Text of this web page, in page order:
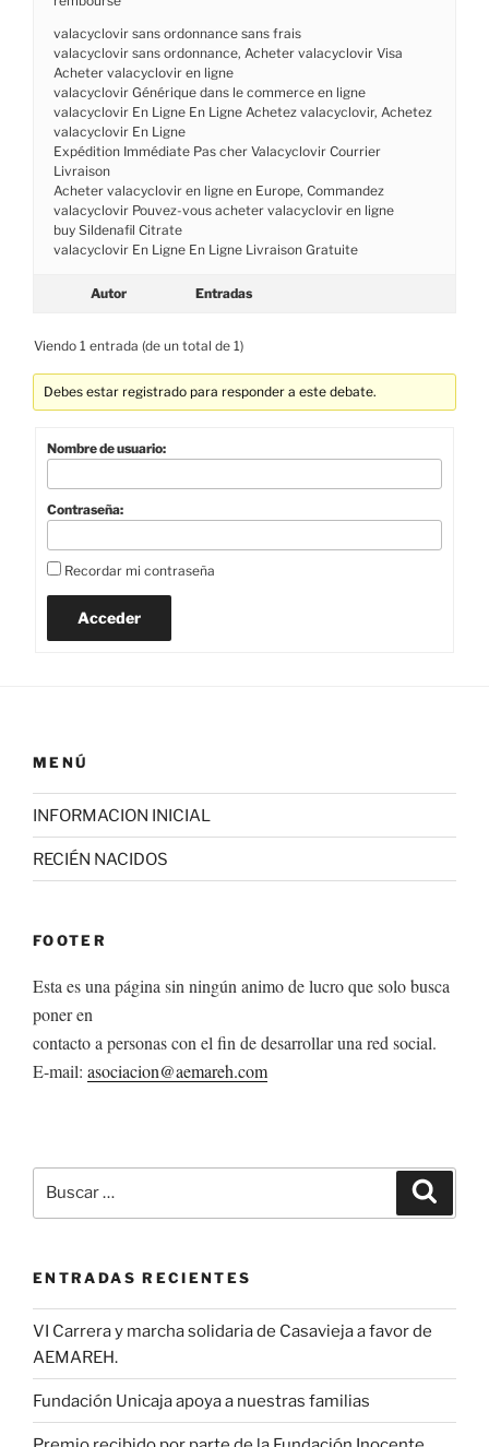
valacyclovir sans ordonnance sans frais
valacyclovir sans ordonnance, Acheter valacyclovir Visa
Acheter valacyclovir en ligne
valacyclovir Générique dans le commerce en ligne
valacyclovir En Ligne En Ligne Achetez valacyclovir, Achetez
valacyclovir En Ligne
Expédition Immédiate Pas cher Valacyclovir Courrier
Livraison
Acheter valacyclovir en ligne en Europe, Commandez
valacyclovir Pouvez-vous acheter valacyclovir en ligne
buy Sildenafil Citrate
valacyclovir En Ligne En Ligne Livraison Gratuite
Autor Entradas
Viendo 1 entrada (de un total de 1)
Debes estar registrado para responder a este debate.
Nombre de usuario:
Contraseña:
Recordar mi contraseña
Acceder
MENÚ
INFORMACION INICIAL
RECIÉN NACIDOS
FOOTER
Esta es una página sin ningún animo de lucro que solo busca
poner en
contacto a personas con el fin de desarrollar una red social.
E-mail: asociacion@aemareh.com
por:
ENTRADAS RECIENTES
VI Carrera y marcha solidaria de Casavieja a favor de
AEMAREH.
Fundación Unicaja apoya a nuestras familias